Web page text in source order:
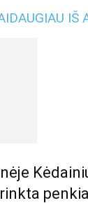
DAUGIAU IŠ